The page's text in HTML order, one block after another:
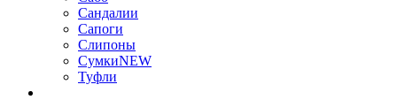
Сандалии
Сапоги
Слипоны
СумкиNEW
Туфли